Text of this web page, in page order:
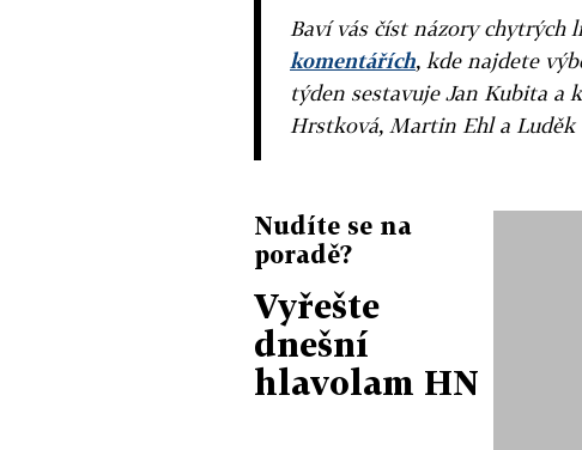
Baví vás číst názory chytrých
komentářích, kde najdete
týden sestavuje Jan Kubita a
Hrstková, Martin Ehl a Luděk
Nudíte se na
poradě?
Vyřešte
dnešní
hlavolam HN